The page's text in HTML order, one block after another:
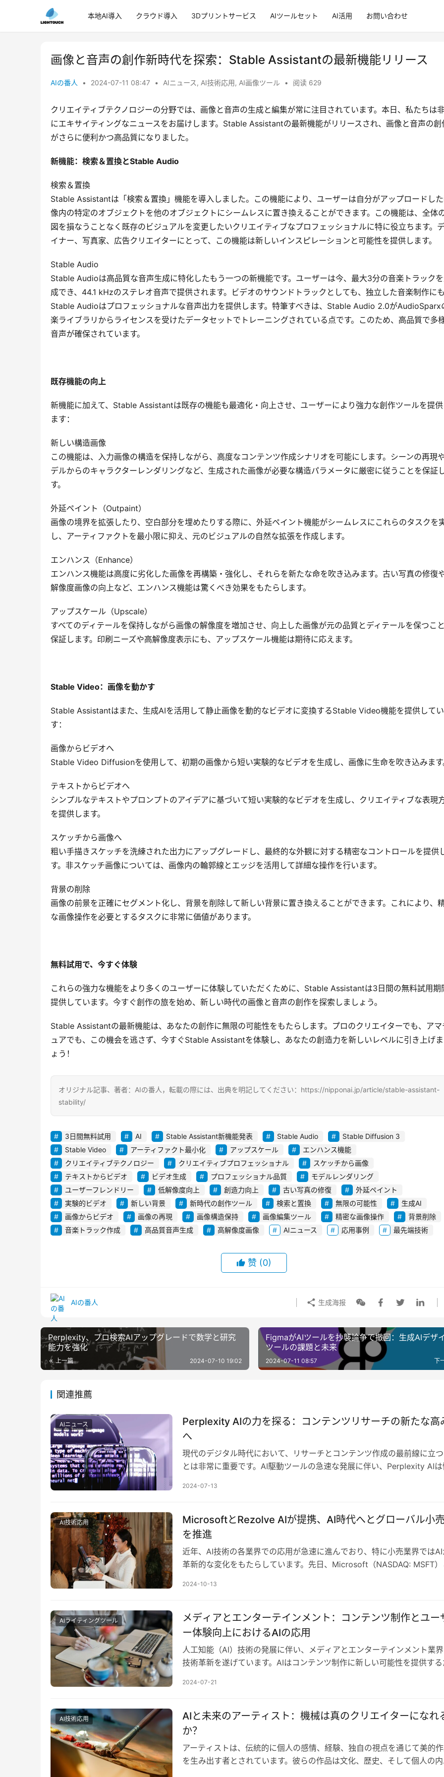
本地AI導入 クラウド導入 3Dプリントサービス AIツールセット AI活用 お問い合わせ
画像と音声の創作新時代を探索：Stable Assistantの最新機能リリース
AIの番人 • 2024-07-11 08:47 • AIニュース, AI技術応用, AI画像ツール • 阅读 629
クリエイティブテクノロジーの分野では、画像と音声の生成と編集が常に注目されています。本日、私たちは
にエキサイティングなニュースをお届けします。Stable Assistantの最新機能がリリースされ、画像と音声の創
がさらに便利かつ高品質になりました。
新機能：検索＆置換とStable Audio
検索＆置換
Stable Assistantは「検索＆置換」機能を導入しました。この機能により、ユーザーは自分がアップロードし
像内の特定のオブジェクトを他のオブジェクトにシームレスに置き換えることができます。この機能は、全体
図を損なうことなく既存のビジュアルを変更したいクリエイティブなプロフェッショナルに特に役立ちます。
イナー、写真家、広告クリエイターにとって、この機能は新しいインスピレーションと可能性を提供します。
Stable Audio
Stable Audioは高品質な音声生成に特化したもう一つの新機能です。ユーザーは今、最大3分の音楽トラック
成でき、44.1 kHzのステレオ音声で提供されます。ビデオのサウンドトラックとしても、独立した音楽制作にも
Stable Audioはプロフェッショナルな音声出力を提供します。特筆すべきは、Stable Audio 2.0がAudioSparx
楽ライブラリからライセンスを受けたデータセットでトレーニングされている点です。このため、高品質で多
音声が確保されています。
既存機能の向上
新機能に加えて、Stable Assistantは既存の機能も最適化・向上させ、ユーザーにより強力な創作ツールを提
ます：
新しい構造画像
この機能は、入力画像の構造を保持しながら、高度なコンテンツ作成シナリオを可能にします。シーンの再現
デルからのキャラクターレンダリングなど、生成された画像が必要な構造パラメータに厳密に従うことを保証
す。
外延ペイント（Outpaint）
画像の境界を拡張したり、空白部分を埋めたりする際に、外延ペイント機能がシームレスにこれらのタスクを
し、アーティファクトを最小限に抑え、元のビジュアルの自然な拡張を作成します。
エンハンス（Enhance）
エンハンス機能は高度に劣化した画像を再構築・強化し、それらを新たな命を吹き込みます。古い写真の修復
解像度画像の向上など、エンハンス機能は驚くべき効果をもたらします。
アップスケール（Upscale）
すべてのディテールを保持しながら画像の解像度を増加させ、向上した画像が元の品質とディテールを保つこ
保証します。印刷ニーズや高解像度表示にも、アップスケール機能は期待に応えます。
Stable Video：画像を動かす
Stable Assistantはまた、生成AIを活用して静止画像を動的なビデオに変換するStable Video機能を提供して
す：
画像からビデオへ
Stable Video Diffusionを使用して、初期の画像から短い実験的なビデオを生成し、画像に生命を吹き込みます
テキストからビデオへ
シンプルなテキストやプロンプトのアイデアに基づいて短い実験的なビデオを生成し、クリエイティブな表現
を提供します。
スケッチから画像へ
粗い手描きスケッチを洗練された出力にアップグレードし、最終的な外観に対する精密なコントロールを提供
す。非スケッチ画像については、画像内の輪郭線とエッジを活用して詳細な操作を行います。
背景の削除
画像の前景を正確にセグメント化し、背景を削除して新しい背景に置き換えることができます。これにより、
な画像操作を必要とするタスクに非常に価値があります。
無料試用で、今すぐ体験
これらの強力な機能をより多くのユーザーに体験していただくために、Stable Assistantは3日間の無料試用期
提供しています。今すぐ創作の旅を始め、新しい時代の画像と音声の創作を探索しましょう。
Stable Assistantの最新機能は、あなたの創作に無限の可能性をもたらします。プロのクリエイターでも、アマ
ュアでも、この機会を逃さず、今すぐStable Assistantを体験し、あなたの創造力を新しいレベルに引き上げ
ょう！
オリジナル記事、著者：AIの番人，転載の際には、出典を明記してください：https://nipponai.jp/article/stable-assistant-
stability/
3日間無料試用 AI Stable Assistant新機能発表 Stable Audio
Stable Diffusion 3
Stable Video
アーティファクト最小化 アップスケール
エンハンス機能
クリエイティブテクノロジー
クリエイティブプロフェッショナル
スケッチから画像
テキストからビデオ
ビデオ生成 プロフェッショナル品質
モデルレンダリング
ユーザーフレンドリー
低解像度向上 創造力向上 古い写真の修復
外延ペイント
実験的ビデオ
新しい背景 新時代の創作ツール 検索と置換 無限の可能性
生成AI
画像からビデオ
画像の再現 画像構造保持 画像編集ツール 精密な画像操作
背景削除
音楽トラック作成
高品質音声生成 高解像度画像 AIニュース 応用事例 最先端技術
赞 (0)
AIの番人 生成海报
Perplexity、プロ検索AIアップグレードで数学と研究
能力を強化
上一篇 2024-07-10 19:02
FigmaがAIツールを抄襲論争で撤回：生成AIデザ
ツールの課題と未来
下
2024-07-11 08:57
関連推薦
AIニュース
Perplexity AIの力を探る：コンテンツリサーチの新たな高
へ
現代のデジタル時代において、リサーチとコンテンツ作成の最前線に立
とは非常に重要です。AI駆動ツールの急速な発展に伴い、Perplexity AI
2024-07-13
AI技術応用
MicrosoftとRezolve AIが提携、AI時代へとグローバル小
を推進
近年、AI技術の各業界での応用が急速に進んでおり、特に小売業界では
革新的な変化をもたらしています。先日、Microsoft（NASDAQ: MSFT）
2024-10-13
AIライティングツール
メディアとエンターテインメント：コンテンツ制作とユー
ー体験向上におけるAIの応用
人工知能（AI）技術の発展に伴い、メディアとエンターテインメント業
技術革新を遂げています。AIはコンテンツ制作に新しい可能性を提供する
2024-07-21
AI技術応用
AIと未来のアーティスト：機械は真のクリエイターになれ
か？
アーティストは、伝統的に個人の感情、経験、独自の視点を通じて美的
を生み出す者とされています。彼らの作品は文化、歴史、そして個人の内